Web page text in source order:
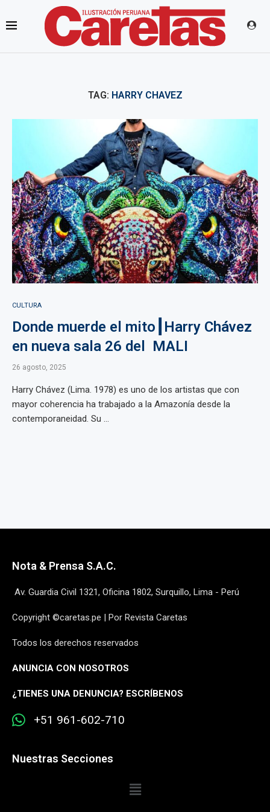
TAG: HARRY CHAVEZ
CULTURA
Donde muerde el mito┃Harry Chávez
en nueva sala 26 del MALI
26 agosto, 2025
Harry Chávez (Lima. 1978) es uno de los artistas que con
mayor coherencia ha trabajado a la Amazonía desde la
contemporaneidad. Su ...
Nota & Prensa S.A.C.
Av. Guardia Civil 1321, Oficina 1802, Surquillo, Lima - Perú
Copyright ©caretas.pe | Por Revista Caretas
Todos los derechos reservados
ANUNCIA CON NOSOTROS
¿TIENES UNA DENUNCIA? ESCRÍBENOS
+51 961-602-710
Nuestras Secciones